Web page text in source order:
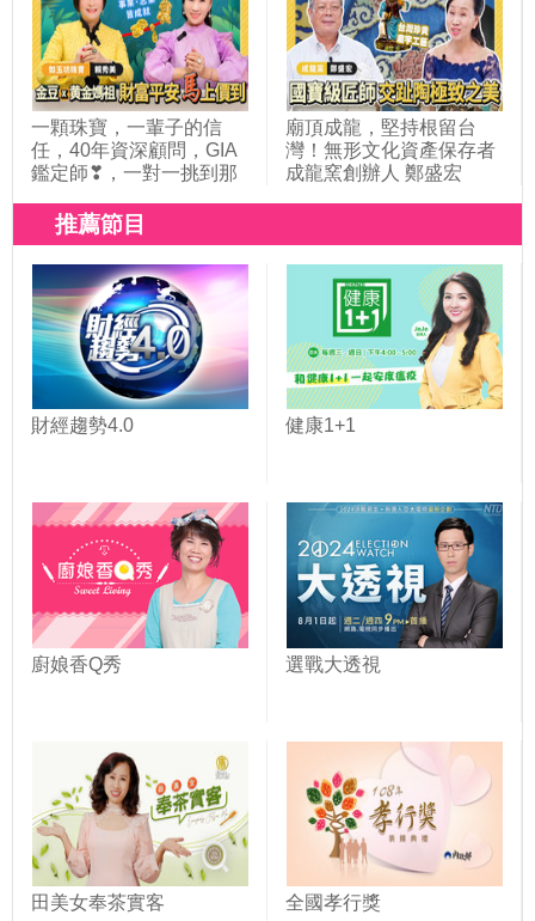
一顆珠寶，一輩子的信
任，40年資深顧問，GIA
鑑定師❣，一對一挑到那
賴秀美
廟頂成龍，堅持根留台
灣！無形文化資產保存者
成龍窯創辦人 鄭盛宏
推薦節目
財經趨勢4.0 健康1+1
廚娘香Q秀 選戰大透視
田美女奉茶實客 全國孝行獎